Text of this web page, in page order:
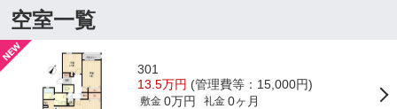
空室一覧
301
13.5万円 (管理費等：15,000円)
敷金 0万円 礼金 0ヶ月